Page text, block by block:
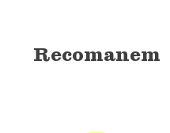
Recomanem